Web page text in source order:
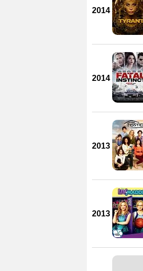
2014
2014
2013
2013